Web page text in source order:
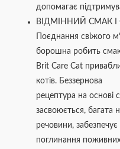
допомагає
ВІДМІННИЙ СМАК
Поєднання свіжого
борошна робить
Brit Care Cat
котів. Беззернова
рецептура на основі
засвоюється, багата
речовини,
поглинання